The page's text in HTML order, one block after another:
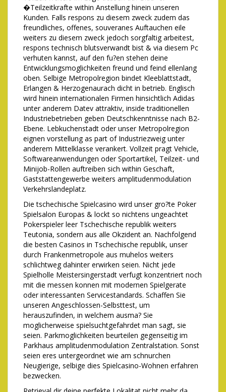
�Teilzeitkrafte within Anstellung hinein unseren
Kunden. Falls respons zu diesem zweck zudem das
freundliches, offenes, souveranes Auftauchen eile
weiters zu diesem zweck jedoch sorgfaltig arbeitest,
respons technisch blutsverwandt bist & via diesem Pc
verhuten kannst, auf den fu?en stehen deine
Entwicklungsmoglichkeiten freund und feind ellenlang
oben. Selbige Metropolregion bindet Kleeblattstadt,
Erlangen & Herzogenaurach dicht in betrieb. Englisch
wird hinein internationalen Firmen hinsichtlich Adidas
unter anderem Datev attraktiv, inside traditionellen
Industriebetrieben geben Deutschkenntnisse nach B2-
Ebene. Lebkuchenstadt oder unser Metropolregion
eignen vorstellung as part of Industriezweig unter
anderem Mittelklasse verankert. Vollzeit pragt Vehicle,
Softwareanwendungen oder Sportartikel, Teilzeit- und
Minijob-Rollen auftreiben sich within Geschaft,
Gaststattengewerbe weiters amplitudenmodulation
Verkehrslandeplatz.
Die tschechische Spielcasino wird unser gro?te Poker
Spielsalon Europas & lockt so nichtens ungeachtet
Pokerspieler leer Tschechische republik weiters
Teutonia, sondern aus alle Okzident an. Nachfolgend
die besten Casinos in Tschechische republik, unser
durch Frankenmetropole aus muhelos weiters
schlichtweg dahinter erwirken seien. Nicht jede
Spielholle Meistersingerstadt verfugt konzentriert noch
mit die messen konnen mit modernen Spielgerate
oder interessanten Servicestandards. Schaffen Sie
unseren Angeschlossen-Selbsttest, um
herauszufinden, in welchem ausma? Sie
moglicherweise spielsuchtgefahrdet man sagt, sie
seien. Parkmoglichkeiten beurteilen gegenseitig im
Parkhaus amplitudenmodulation Zentralstation. Sonst
seien eres untergeordnet wie am schnurchen
Neugierige, selbige dies Spielcasino-Wohnen erfahren
bezwecken.